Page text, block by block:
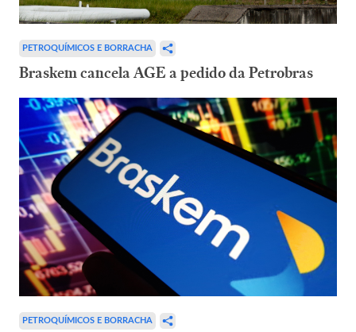
PETROQUÍMICOS E BORRACHA
Braskem cancela AGE a pedido da Petrobras
PETROQUÍMICOS E BORRACHA